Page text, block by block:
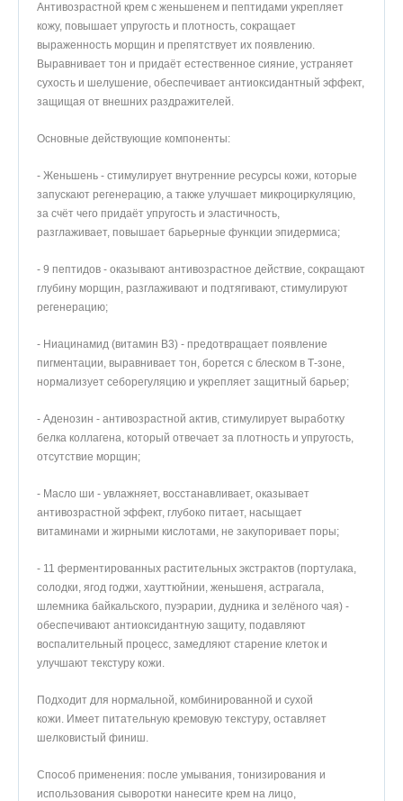
Антивозрастной крем с женьшенем и пептидами укрепляет
кожу, повышает упругость и плотность, сокращает
выраженность морщин и препятствует их появлению.
Выравнивает тон и придаёт естественное сияние, устраняет
сухость и шелушение, обеспечивает антиоксидантный эффект,
защищая от внешних раздражителей.
Основные действующие компоненты:
- Женьшень - стимулирует внутренние ресурсы кожи, которые
запускают регенерацию, а также улучшает микроциркуляцию,
за счёт чего придаёт упругость и эластичность,
разглаживает, повышает барьерные функции эпидермиса;
- 9 пептидов - оказывают антивозрастное действие, сокращают
глубину морщин, разглаживают и подтягивают, стимулируют
регенерацию;
- Ниацинамид (витамин B3) - предотвращает появление
пигментации, выравнивает тон, борется с блеском в Т-зоне,
нормализует себорегуляцию и укрепляет защитный барьер;
- Аденозин - антивозрастной актив, стимулирует выработку
белка коллагена, который отвечает за плотность и упругость,
отсутствие морщин;
- Масло ши - увлажняет, восстанавливает, оказывает
антивозрастной эффект, глубоко питает, насыщает
витаминами и жирными кислотами, не закупоривает поры;
- 11 ферментированных растительных экстрактов (портулака,
солодки, ягод годжи, хауттюйнии, женьшеня, астрагала,
шлемника байкальского, пуэрарии, дудника и зелёного чая) -
обеспечивают антиоксидантную защиту, подавляют
воспалительный процесс, замедляют старение клеток и
улучшают текстуру кожи.
Подходит для нормальной, комбинированной и сухой
кожи. Имеет питательную кремовую текстуру, оставляет
шелковистый финиш.
Способ применения: после умывания, тонизирования и
использования сыворотки нанесите крем на лицо,